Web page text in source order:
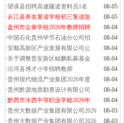
·望谟县招聘高速隧道资料员1名
08-05
·从江县誉名复读学校初三复读急
08-05
·盘州市众泰学校2026年教师招聘
08-04
·中国石化贵州毕节石油分公司招
08-04
·安顺高新区产业发展有限公司公
08-04
·关于调整贵安新区鲲鹏私募基金
08-04
·沿河县博才小学招聘教师
08-04
·贵州现代物流产业集团2026年度
08-04
·贵州黔源地质勘查设计有限公司
08-04
·黔西市水西中等职业学校2026年
08-04
·贵州大数据产业集团有限公司2026
08-03
·贵州大数据产业集团有限公司2026
08-03